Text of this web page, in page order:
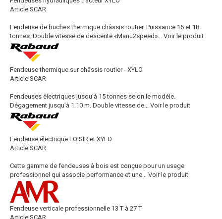
Article SCAR
Fendeuse de buches thermique châssis routier. Puissance 16 et 18
tonnes. Double vitesse de descente «Manu2speed»...
Voir le produit
Fendeuse thermique sur châssis routier - XYLO
Article SCAR
Fendeuses électriques jusqu’à 15 tonnes selon le modèle.
Dégagement jusqu’à 1.10 m. Double vitesse de...
Voir le produit
Fendeuse électrique LOISIR et XYLO
Article SCAR
Cette gamme de fendeuses à bois est conçue pour un usage
professionnel qui associe performance et une...
Voir le produit
Fendeuse verticale professionnelle 13 T à 27 T
Article SCAR